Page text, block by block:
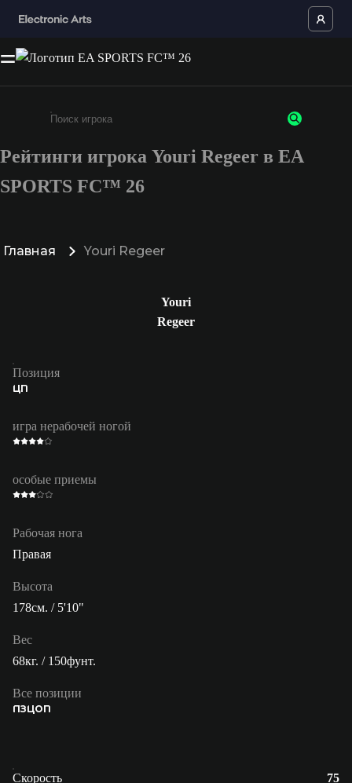
Введите не менее 3 символов или цифр
Рейтинги игрока Youri Regeer в EA
SPORTS FC™ 26
Главная Youri Regeer
Youri
Regeer
Позиция
ЦП
игра нерабочей ногой
особые приемы
Рабочая нога
Правая
Высота
178см. / 5'10"
Вес
68кг. / 150фунт.
Все позиции
ПЗЦОП
Скорость
75